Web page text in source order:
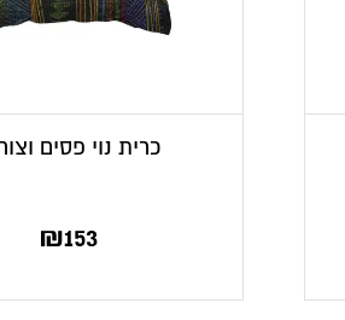
כרית נוי פסים
₪153